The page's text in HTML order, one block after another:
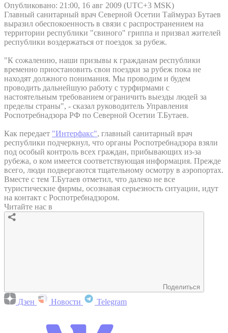
Опубликовано: 21:00, 16 авг 2009 (UTC+3 MSK)
Главный санитарный врач Северной Осетии Таймураз Бутаев
выразил обеспокоенность в связи с распространением на
территории республики "свиного" гриппа и призвал жителей
республики воздержаться от поездок за рубеж.
"К сожалению, наши призывы к гражданам республики
временно приостановить свои поездки за рубеж пока не
находят должного понимания. Мы проводим и будем
проводить дальнейшую работу с турфирмами с
настоятельным требованием ограничить выезды людей за
пределы страны", - сказал руководитель Управления
Роспотребнадзора РФ по Северной Осетии Т.Бутаев.
Как передает "Интерфакс", главный санитарный врач
республики подчеркнул, что органы Роспотребнадзора взяли
под особый контроль всех граждан, прибывающих из-за
рубежа, о ком имеется соответствующая информация. Прежде
всего, люди подвергаются тщательному осмотру в аэропортах.
Вместе с тем Т.Бутаев отметил, что далеко не все
туристические фирмы, осознавая серьезность ситуации, идут
на контакт с Роспотребнадзором.
Читайте нас в
Поделиться
Дзен Новости Telegram